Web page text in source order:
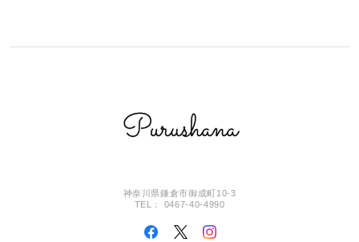
神奈川県鎌倉市御成町10-3
TEL： 0467-40-4990